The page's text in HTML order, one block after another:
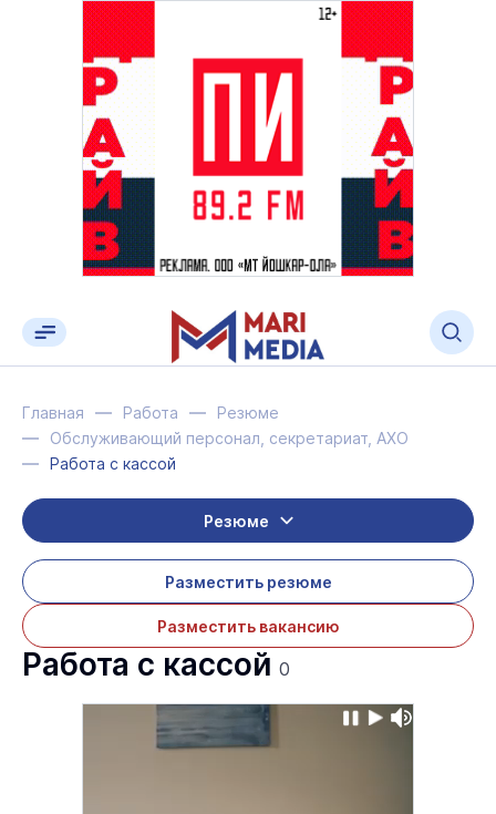
Главная Работа
Резюме
Обслуживающий персонал, секретариат, АХО
Работа с кассой
Разместить резюме
Разместить вакансию
Резюме
Работа с кассой 0